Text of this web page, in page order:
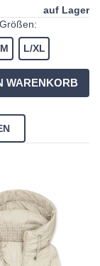
auf Lager
L/XL